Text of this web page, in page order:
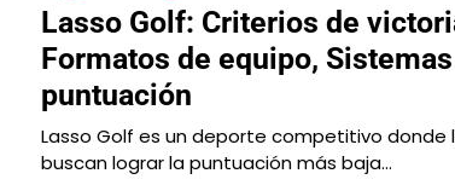
Lasso Golf: Criterios de
Formatos de equipo,
puntuación
Lasso Golf es un deporte competitivo donde
buscan lograr la puntuación más baja…